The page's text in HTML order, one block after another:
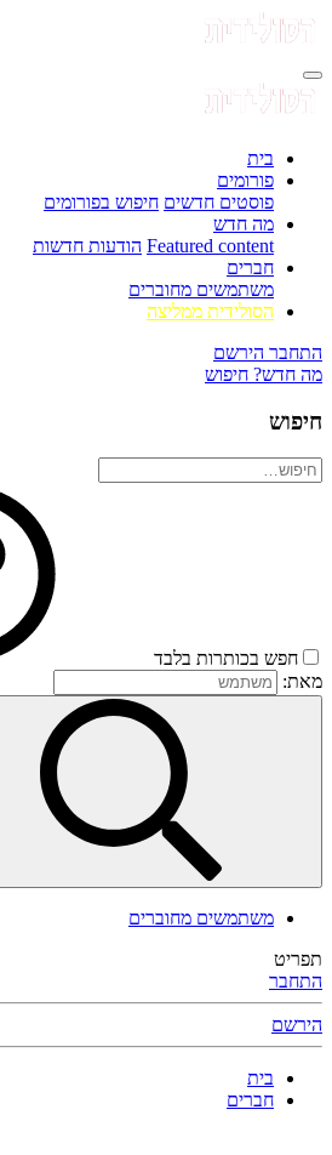
בית
פורומים
פוסטים חדשים חיפוש בפורומים
מה חדש
Featured content הודעות חדשות
חברים
משתמשים מחוברים
הסולידית ממליצה
התחבר הירשם
מה חדש? חיפוש
חיפוש
חפש בכותרות בלבד
מאת:
משתמשים מחוברים
תפריט
התחבר
הירשם
בית
חברים